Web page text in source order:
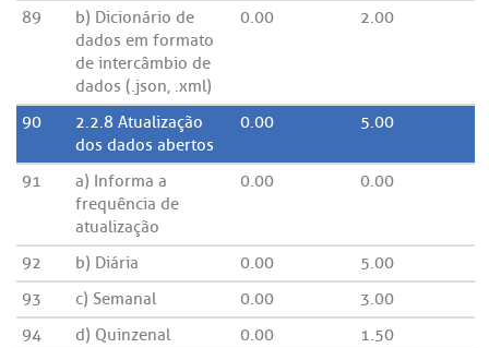
89
b) Dicionário de
dados em formato
de intercâmbio de
dados (.json, .xml)
0.00 2.00
90
2.2.8 Atualização
dos dados abertos
0.00 5.00
91
a) Informa a
frequência de
atualização
0.00 0.00
92 b) Diária 0.00
5.00
93
c) Semanal 0.00
3.00
94
d) Quinzenal 0.00
1.50